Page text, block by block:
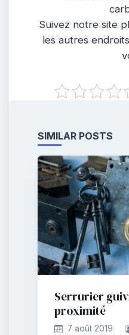
Suivez notre site
les autres
SIMILAR POSTS
Serrurier
proximité
7 août 2019